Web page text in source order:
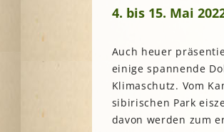
4. bis 15. Mai
Auch heuer
einige spannende
Klimaschutz. Vom
sibirischen Park
davon werden zum